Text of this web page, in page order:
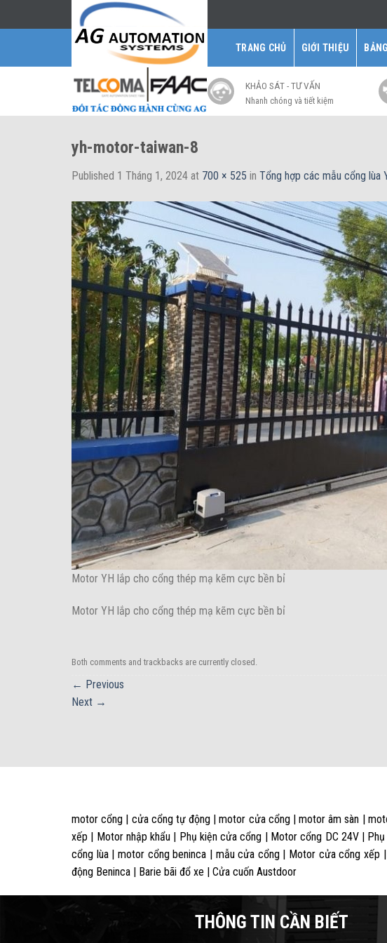
to
TRANG CHỦ GIỚI THIỆU
KHẢO SÁT - TƯ VẤN
Nhanh chóng và tiết kiệm
yh-motor-taiwan-8
Published 1 Tháng 1, 2024 at 700 × 525 in Tổng hợp các mẫu cổng lùa
Motor YH lắp cho cổng thép mạ kẽm cực bền bỉ
Motor YH lắp cho cổng thép mạ kẽm cực bền bỉ
Both comments and trackbacks are currently closed.
← Previous
Next →
motor cổng | cửa cổng tự động | motor cửa cổng | motor âm sàn |
xếp | Motor nhập khẩu | Phụ kiện cửa cổng | Motor cổng DC 24V |
cổng lùa | motor cổng beninca | mẫu cửa cổng | Motor cửa cổng
động Beninca | Barie bãi đổ xe | Cửa cuốn Austdoor
THÔNG TIN CẦN BIẾT